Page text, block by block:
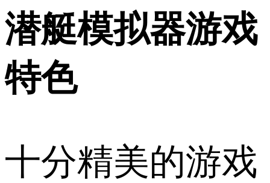
潜艇模拟器游戏
特色
十分精美的游戏